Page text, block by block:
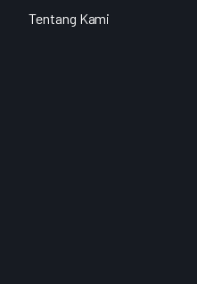
Tentang Kami